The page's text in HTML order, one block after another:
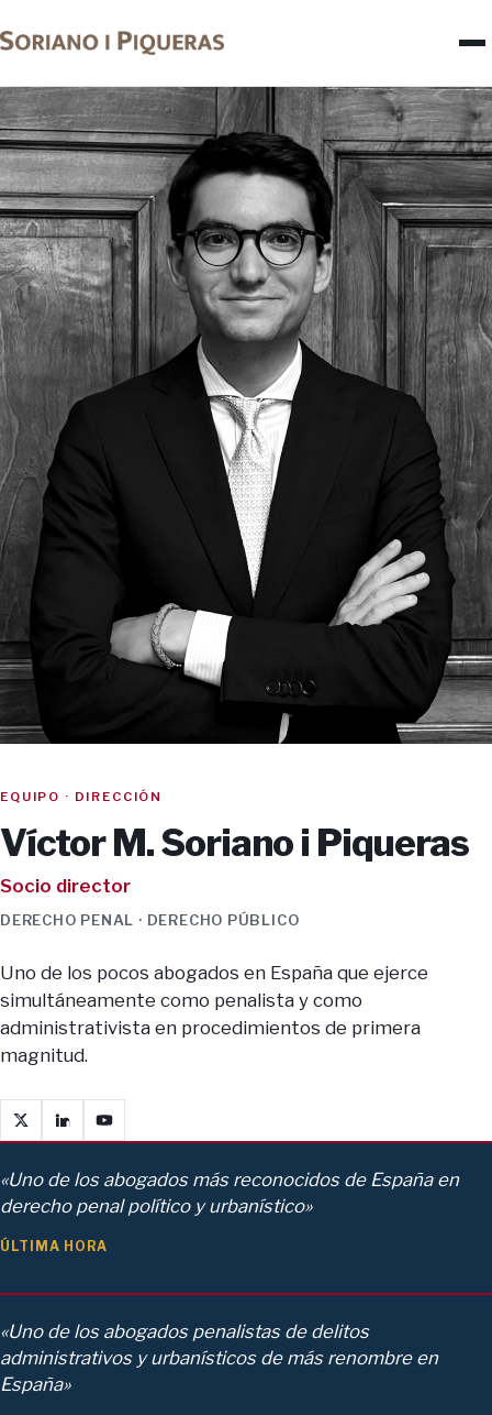
EQUIPO · DIRECCIÓN
Víctor M. Soriano i Piqueras
Socio director
DERECHO PENAL · DERECHO PÚBLICO
Uno de los pocos abogados en España que ejerce
simultáneamente como penalista y como
administrativista en procedimientos de primera
magnitud.
«Uno de los abogados más reconocidos de España en
derecho penal político y urbanístico»
ÚLTIMA HORA
«Uno de los abogados penalistas de delitos
administrativos y urbanísticos de más renombre en
España»